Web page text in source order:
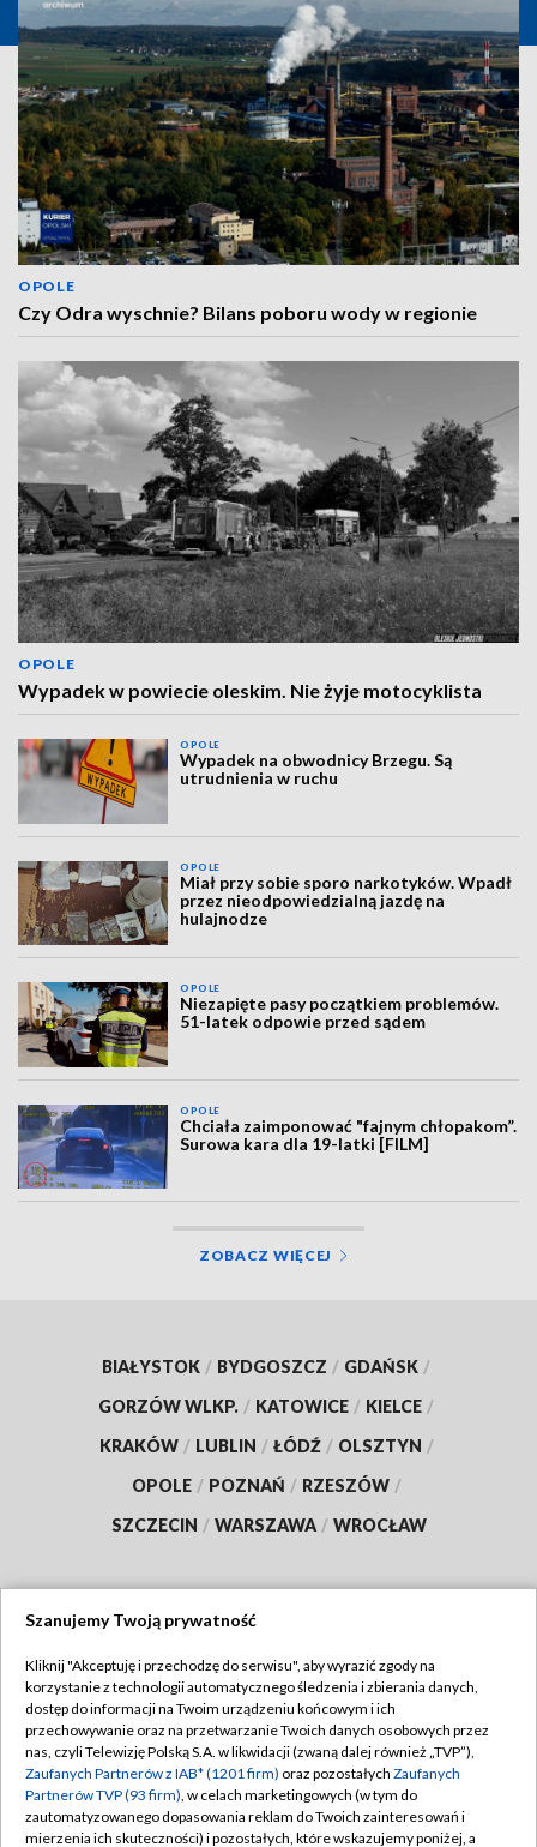
OPOLE
Czy Odra wyschnie? Bilans poboru wody w regionie
OPOLE
Wypadek w powiecie oleskim. Nie żyje motocyklista
OPOLE
Wypadek na obwodnicy Brzegu. Są
utrudnienia w ruchu
OPOLE
Miał przy sobie sporo narkotyków. Wpadł
przez nieodpowiedzialną jazdę na
hulajnodze
OPOLE
Niezapięte pasy początkiem problemów.
51-latek odpowie przed sądem
OPOLE
Chciała zaimponować "fajnym chłopakom”.
Surowa kara dla 19-latki [FILM]
ZOBACZ WIĘCEJ
BIAŁYSTOK / BYDGOSZCZ / GDAŃSK /
GORZÓW WLKP. / KATOWICE / KIELCE /
KRAKÓW / LUBLIN / ŁÓDŹ / OLSZTYN /
OPOLE / POZNAŃ / RZESZÓW /
SZCZECIN / WARSZAWA / WROCŁAW
TVP
Abonament TVP
Emisja w TVP
Centrum informacji TVP
Regulamin TVP
Polityka prywatności
Moje zgody
Szanujemy Twoją prywatność
Kliknij "Akceptuję i przechodzę do serwisu", aby wyrazić zgody na
korzystanie z technologii automatycznego śledzenia i zbierania danych,
dostęp do informacji na Twoim urządzeniu końcowym i ich
przechowywanie oraz na przetwarzanie Twoich danych osobowych przez
nas, czyli Telewizję Polską S.A. w likwidacji (zwaną dalej również „TVP”),
Zaufanych Partnerów z IAB* (1201 firm) oraz pozostałych Zaufanych
Partnerów TVP (93 firm), w celach marketingowych (w tym do
zautomatyzowanego dopasowania reklam do Twoich zainteresowań i
mierzenia ich skuteczności) i pozostałych, które wskazujemy poniżej, a